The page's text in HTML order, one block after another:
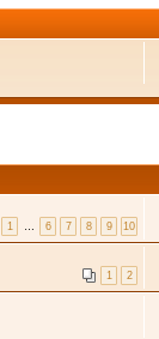
1 6 7 8 9 10
1 2